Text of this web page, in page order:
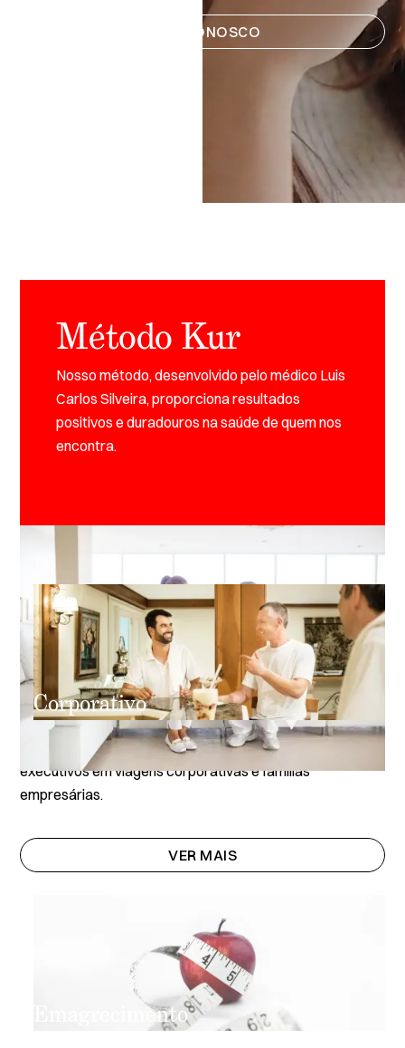
FALE CONOSCO
Método Kur
Nosso método, desenvolvido pelo médico Luis
Carlos Silveira, proporciona resultados
positivos e duradouros na saúde de quem nos
encontra.
Corporativo
Unindo trabalho e bem-estar, este plano é ideal para
executivos em viagens corporativas e famílias
empresárias.
VER MAIS
Emagrecimento